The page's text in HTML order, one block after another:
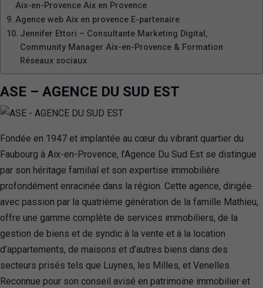
Aix-en-Provence Aix en Provence
Agence web Aix en provence E-partenaire
Jennifer Ettori – Consultante Marketing Digital,
Community Manager Aix-en-Provence & Formation
Réseaux sociaux
ASE – AGENCE DU SUD EST
Fondée en 1947 et implantée au cœur du vibrant quartier du
Faubourg à Aix-en-Provence, l’Agence Du Sud Est se distingue
par son héritage familial et son expertise immobilière
profondément enracinée dans la région. Cette agence, dirigée
avec passion par la quatrième génération de la famille Mathieu,
offre une gamme complète de services immobiliers, de la
gestion de biens et de syndic à la vente et à la location
d’appartements, de maisons et d’autres biens dans des
secteurs prisés tels que Luynes, les Milles, et Venelles.
Reconnue pour son conseil avisé en patrimoine immobilier et